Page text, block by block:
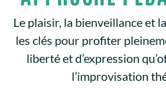
Le plaisir, la bienveillance et
les clés pour profiter
liberté et d’expression
l’improvisation